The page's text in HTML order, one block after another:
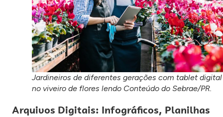
Jardineiros de diferentes gerações com tablet digital
no viveiro de flores lendo Conteúdo do Sebrae/PR.
Arquivos Digitais: Infográficos, Planilhas